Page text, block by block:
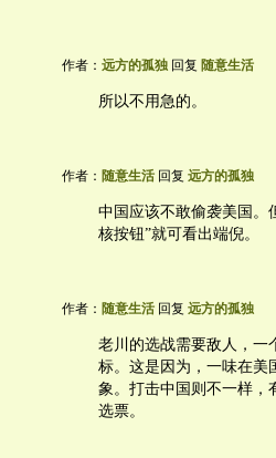
作者： 远方的孤独 回复 随意生活
所以不用急的。
作者： 随意生活 回复 远方的孤独
中国应该不敢偷袭美国。
核按钮”就可看出端倪。
作者： 随意生活 回复 远方的孤独
老川的选战需要敌人，一
标。这是因为，一味在美
象。打击中国则不一样，
选票。